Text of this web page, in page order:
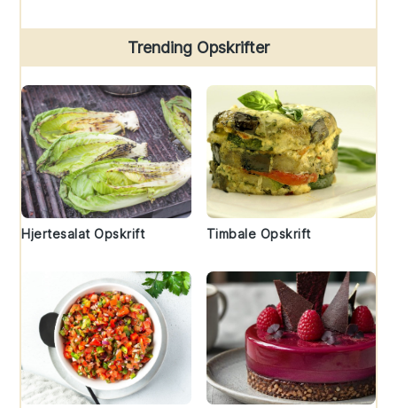
Trending Opskrifter
Hjertesalat Opskrift Timbale Opskrift